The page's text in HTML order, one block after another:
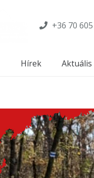
+36 70
Hírek Aktuális